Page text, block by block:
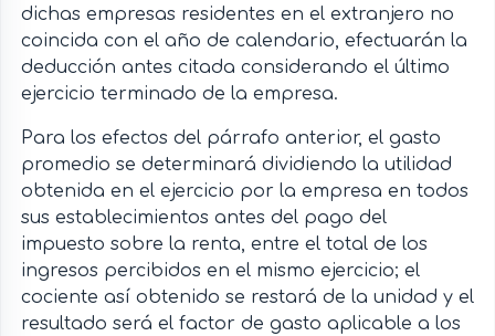
dichas empresas residentes en el extranjero no
coincida con el año de calendario, efectuarán la
deducción antes citada considerando el último
ejercicio terminado de la empresa.
Para los efectos del párrafo anterior, el gasto
promedio se determinará dividiendo la utilidad
obtenida en el ejercicio por la empresa en todos
sus establecimientos antes del pago del
impuesto sobre la renta, entre el total de los
ingresos percibidos en el mismo ejercicio; el
cociente así obtenido se restará de la unidad y el
resultado será el factor de gasto aplicable a los